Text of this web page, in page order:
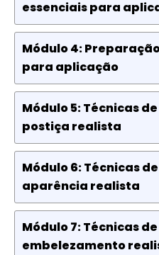
essenciais para
Módulo 4:
para aplicação
Módulo 5: Técnicas
postiça realista
Módulo 6: Técnicas
aparência realista
Módulo 7: Técnicas
embelezamento